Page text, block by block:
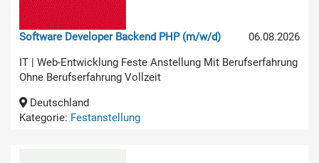
06.08.2026
Software Developer Backend PHP (m/w/d)
IT | Web-Entwicklung Feste Anstellung Mit Berufserfahrung
Ohne Berufserfahrung Vollzeit
Deutschland
Kategorie: Festanstellung